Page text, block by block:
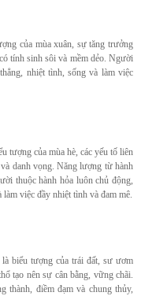
của mùa xuân, sự tăng trưởng
tính sinh sôi và mềm dẻo. Người
nhiệt tình, sống và làm việc
tượng của mùa hè, các yếu tố liên
danh vọng. Năng lượng từ hành
thuộc hành hỏa luôn chủ động,
việc đầy nhiệt tình và đam mê.
biểu tượng của trái đất, sư ươm
tạo nên sự cân bằng, vững chãi.
thành, điềm đạm và chung thủy,